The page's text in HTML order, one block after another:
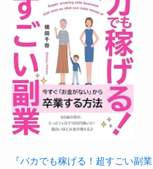
『バカでも稼げる！超すごい副